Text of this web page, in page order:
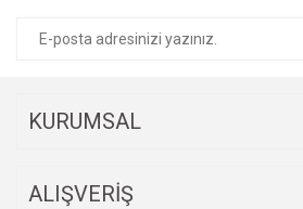
KURUMSAL
ALIŞVERİŞ